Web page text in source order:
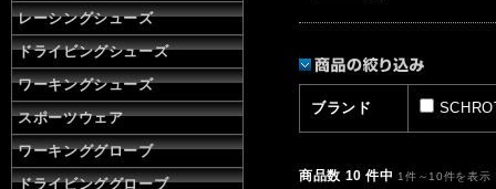
レーシングシューズ
ドライビングシューズ
ワーキングシューズ
スポーツウェア
ワーキンググローブ
ドライビンググローブ
ブランド
商品数 10 件中 1件～10件を表示